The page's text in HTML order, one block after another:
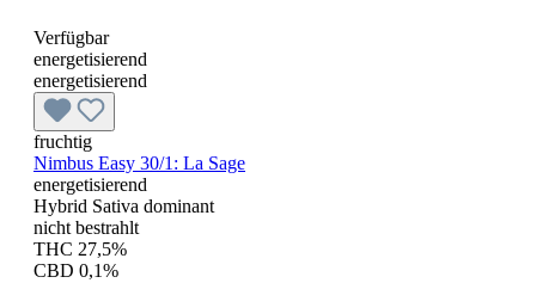
Verfügbar
energetisierend
energetisierend
fruchtig
Nimbus Easy 30/1: La Sage
energetisierend
Hybrid Sativa dominant
nicht bestrahlt
THC 27,5%
CBD 0,1%